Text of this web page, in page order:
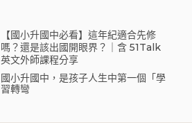
【國小升國中必看】這年紀適合先修
嗎？還是該出國開眼界？｜含 51Talk
英文外師課程分享
國小升國中，是孩子人生中第一個「學
習轉彎